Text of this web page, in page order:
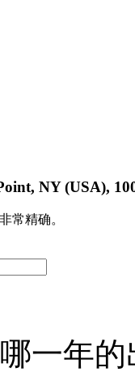
NY (USA),
常精确。
一年